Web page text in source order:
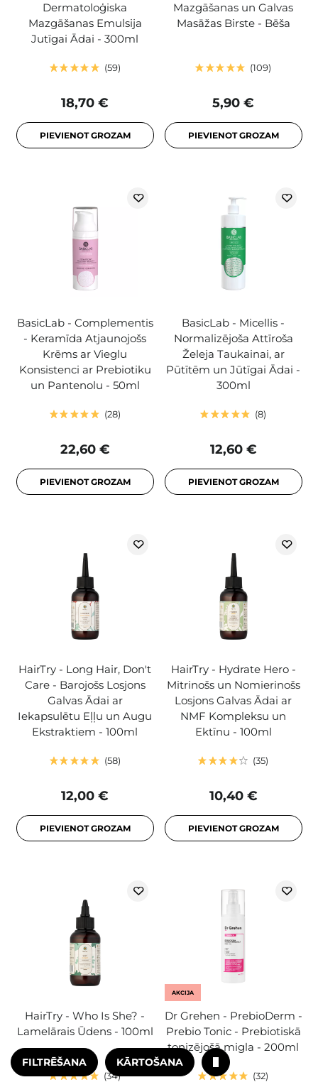
Dermatoloģiska
Mazgāšanas Emulsija
Jutīgai Ādai - 300ml
59
18,70 €
PIEVIENOT GROZAM
Mazgāšanas un Galvas
Masāžas Birste - Bēša
109
5,90 €
PIEVIENOT GROZAM
BasicLab - Complementis
- Keramīda Atjaunojošs
Krēms ar Vieglu
Konsistenci ar Prebiotiku
un Pantenolu - 50ml
28
22,60 €
PIEVIENOT GROZAM
BasicLab - Micellis -
Normalizējoša Attīroša
Želeja Taukainai, ar
Pūtītēm un Jūtīgai Ādai -
300ml
8
12,60 €
PIEVIENOT GROZAM
HairTry - Long Hair, Don't
Care - Barojošs Losjons
Galvas Ādai ar
Iekapsulētu Eļļu un Augu
Ekstraktiem - 100ml
58
12,00 €
PIEVIENOT GROZAM
HairTry - Hydrate Hero -
Mitrinošs un Nomierinošs
Losjons Galvas Ādai ar
NMF Kompleksu un
Ektīnu - 100ml
35
10,40 €
PIEVIENOT GROZAM
HairTry - Who Is She? -
Lamelārais Ūdens - 100ml
34
AKCIJA
Dr Grehen - PrebioDerm -
Prebio Tonic - Prebiotiskā
tonizējošā migla - 200ml
32
FILTRĒŠANA KĀRTOŠANA